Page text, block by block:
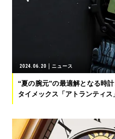
2024.06.20 ニュース
“夏の腕元”の最適解となる時
タイメックス「アトランティス